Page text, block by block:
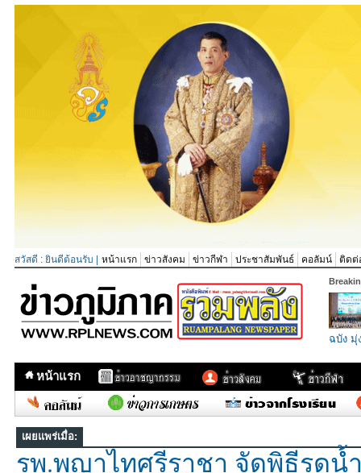
สวัสดี : ยินดีต้อนรับ | หน้าแรก ข่าวสังคม ข่าวกีฬา ประชาสัมพันธ์ คอลัมน์ ติดต่
ฉบัง มุ่
หน้าแรก
เผยแพร่เมื่อ:
รพ.พญาไทศรีราชา จัดพิธีรดน้